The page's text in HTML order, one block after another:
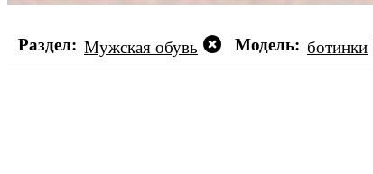
Раздел: Мужская обувь Модель: ботинки